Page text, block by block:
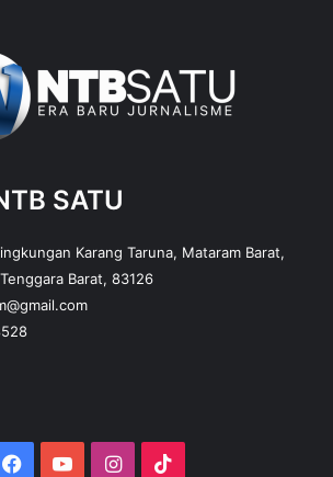
SATU
Karang Taruna, Mataram Barat,
Barat, 83126
Facebook
YouTubeInstagram